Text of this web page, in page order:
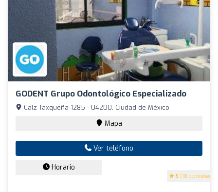
GODENT Grupo Odontológico Especializado
5 (18 opiniones)
Calz Taxqueña 1285 - 04200, Ciudad de México
Mapa
Ver teléfono
Horario